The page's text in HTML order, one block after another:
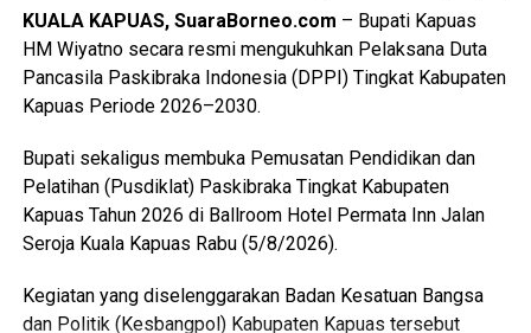
Kabupaten Kapuas setelah para peserta melampaui
serangkaian ujian ketat.
Ia menyebutkan ada sebanyak 47 anggota kontingen yang
diberangkatkan menuju Bumi Perkemahan dan Graha
Wisata (Buperta) Cibubur Jakarta, untuk mengikuti agenda
Jamnas pada 13–23 Agustus 2026.
“Mereka akan bergabung dengan Pramuka Penggalang se-
Indonesia menurut informasi juga hadir Pramuka se-Asia
Tenggara. Ini merupakan hal positif bagi perkembangan
KUALA KAPUAS, SuaraBorneo.com – Bupati Kapuas
HM Wiyatno secara resmi mengukuhkan Pelaksana Duta
Pancasila Paskibraka Indonesia (DPPI) Tingkat Kabupaten
Kapuas Periode 2026–2030.
Bupati sekaligus membuka Pemusatan Pendidikan dan
Pelatihan (Pusdiklat) Paskibraka Tingkat Kabupaten
Kapuas Tahun 2026 di Ballroom Hotel Permata Inn Jalan
Seroja Kuala Kapuas Rabu (5/8/2026).
Kegiatan yang diselenggarakan Badan Kesatuan Bangsa
dan Politik (Kesbangpol) Kabupaten Kapuas tersebut